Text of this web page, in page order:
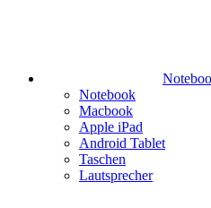
Notebook
Macbook
Apple iPad
Android Tablet
Taschen
Lautsprecher